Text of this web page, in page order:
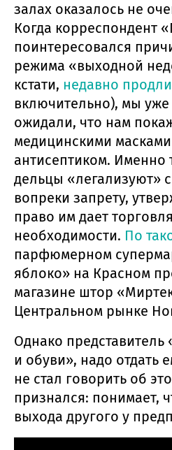
залах оказалось не
Когда корреспондент
поинтересовался
режима «выходной
кстати, недавно
включительно), мы
ожидали, что нам
медицинскими
антисептиком. Именно
дельцы «легализуют»
вопреки запрету,
право им дает
необходимости. По
парфюмерном
яблоко» на Красном
магазине штор
Центральном рынке
Однако
и обуви», надо отдать
не стал говорить об
признался: понимает,
выхода другого у